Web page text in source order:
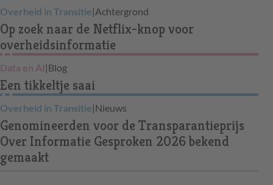
Overheid in Transitie|Achtergrond
Op zoek naar de Netflix-knop voor
overheidsinformatie
Data en AI |Blog
Een tikkeltje saai
Overheid in Transitie|Nieuws
Genomineerden voor de Transparantieprijs
Over Informatie Gesproken 2026 bekend
gemaakt